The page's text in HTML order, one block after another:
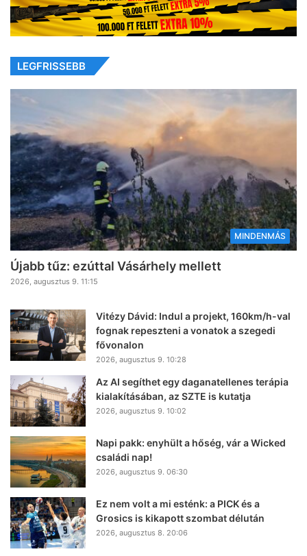
LEGFRISSEBB
MINDENMÁS
Újabb tűz: ezúttal Vásárhely mellett
2026, augusztus 9. 11:15
Vitézy Dávid: Indul a projekt, 160km/h-val
fognak repeszteni a vonatok a szegedi
fővonalon
2026, augusztus 9. 10:28
Az AI segíthet egy daganatellenes terápia
kialakításában, az SZTE is kutatja
2026, augusztus 9. 10:02
Napi pakk: enyhült a hőség, vár a Wicked
családi nap!
2026, augusztus 9. 06:30
Ez nem volt a mi esténk: a PICK és a
Grosics is kikapott szombat délután
2026, augusztus 8. 20:06